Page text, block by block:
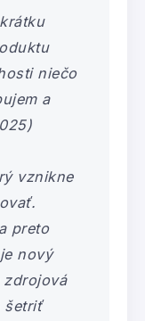
niečo
a
vznikne
preto
nový
zdrojová
šetriť